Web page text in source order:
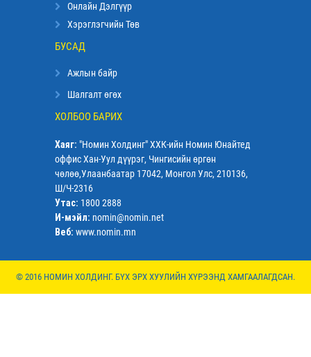
Онлайн Дэлгүүр
Хэрэглэгчийн Төв
БУСАД
Ажлын байр
Шалгалт өгөх
ХОЛБОО БАРИХ
Хаяг: "Номин Холдинг" ХХК-ийн Номин Юнайтед
оффис Хан-Уул дүүрэг, Чингисийн өргөн
чөлөө,Улаанбаатар 17042, Монгол Улс, 210136,
Ш/Ч-2316
Утас: 1800 2888
И-мэйл: nomin@nomin.net
Веб: www.nomin.mn
© 2016 НОМИН ХОЛДИНГ. БҮХ ЭРХ ХУУЛИЙН ХҮРЭЭНД ХАМГААЛАГДСАН.